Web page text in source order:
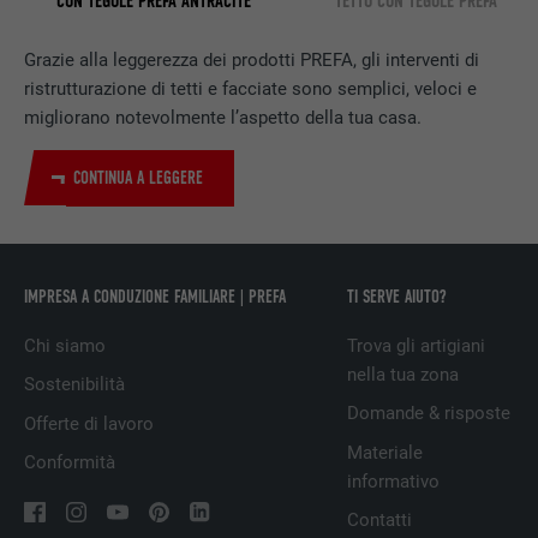
Grazie alla leggerezza dei prodotti PREFA, gli interventi di
ristrutturazione di tetti e facciate sono semplici, veloci e
migliorano notevolmente l’aspetto della tua casa.
CONTINUA A LEGGERE
IMPRESA A CONDUZIONE FAMILIARE | PREFA
Chi siamo
Sostenibilità
Offerte di lavoro
Conformità
TI SERVE AIUTO?
Trova gli artigiani
nella tua zona
Domande & risposte
Materiale
informativo
Contatti
PROVIDER LinkedIn
prestazioni di servizio integrate.
PROVIDER
DECORSO
SCOPO
Utilizzato per il tracking degli utenti su
diversi siti web, per visualizzare annunci